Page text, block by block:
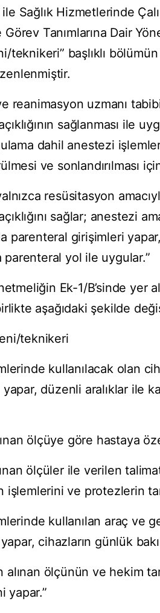
Sağlık Hizmetlerinde
Görev Tanımlarına Dair
teknikeri” başlıklı
reanimasyon uzmanı
sağlanması ile
dahil anestezi
ve sonlandırılması
resüsitasyon
sağlar; anestezi
parenteral girişimleri
yol ile uygular.”
Ek-1/B’sinde yer
aşağıdaki şekilde
teknikeri
kullanılacak olan
düzenli aralıklar ile
ölçüye göre hastaya
ölçüler ile verilen
işlemlerini ve protezlerin
kullanılan araç ve
cihazların günlük
alınan ölçünün ve hekim
yapar.”